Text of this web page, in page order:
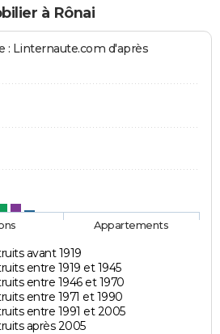
à Rônai
: Linternaute.com d'après
avant 1919
entre 1919 et 1945
entre 1946 et 1970
entre 1971 et 1990
entre 1991 et 2005
après 2005
Appartements